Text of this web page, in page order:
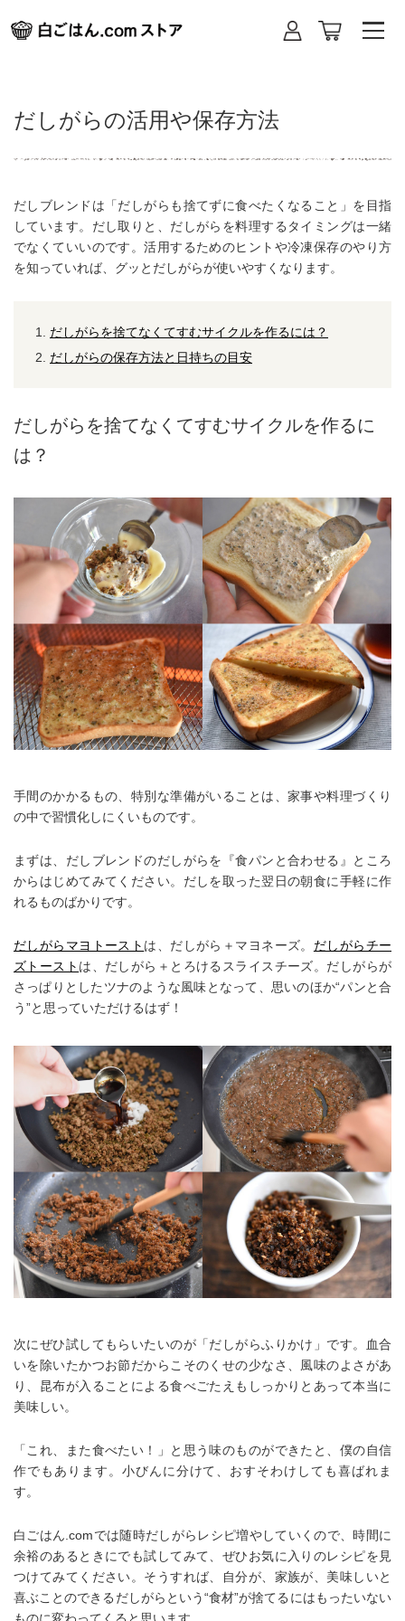
だしがらの活用や保存方法
だしブレンドは「だしがらも捨てずに食べたくなること」を目指
しています。だし取りと、だしがらを料理するタイミングは一緒
でなくていいのです。活用するためのヒントや冷凍保存のやり方
を知っていれば、グッとだしがらが使いやすくなります。
だしがらを捨てなくてすむサイクルを作るには？
だしがらの保存方法と日持ちの目安
だしがらを捨てなくてすむサイクルを作るに
は？
手間のかかるもの、特別な準備がいることは、家事や料理づくり
の中で習慣化しにくいものです。
まずは、だしブレンドのだしがらを『食パンと合わせる』ところ
からはじめてみてください。だしを取った翌日の朝食に手軽に作
れるものばかりです。
だしがらマヨトースト は、だしがら＋マヨネーズ。 だしがらチー
ズトースト は、だしがら＋とろけるスライスチーズ。だしがらが
さっぱりとしたツナのような風味となって、思いのほか“パンと合
う”と思っていただけるはず！
次にぜひ試してもらいたいのが「だしがらふりかけ」です。血合
いを除いたかつお節だからこそのくせの少なさ、風味のよさがあ
り、昆布が入ることによる食べごたえもしっかりとあって本当に
美味しい。
「これ、また食べたい！」と思う味のものができたと、僕の自信
作でもあります。小びんに分けて、おすそわけしても喜ばれま
す。
白ごはん.comでは随時だしがらレシピ増やしていくので、時間に
余裕のあるときにでも試してみて、ぜひお気に入りのレシピを見
つけてみてください。そうすれば、自分が、家族が、美味しいと
喜ぶことのできるだしがらという“食材”が捨てるにはもったいない
ものに変わってくると思います。